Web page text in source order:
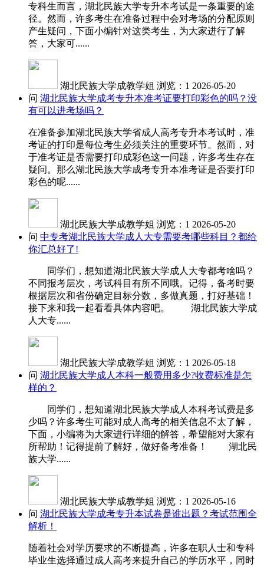
专科生而言，湖北民族大学专升本考试是一条重要的途
径。然而，许多考生在准备过程中会对考场的分配原则
产生疑问，下面小编针对这类考生，为大家进行了解
答，大家可......
湖北民族大学成教学姐 浏览：1 2026-05-20
问 湖北民族大学成考专升本准考证要打印彩色的吗？没
有可以进考场吗？
在准备参加湖北民族大学省成人高考专升本考试时，准
考证的打印是每位考生必须关注的重要环节。然而，对
于准考证是否需要打印成彩色这一问题，许多考生存在
疑问。那么湖北民族大学成考专升本准考证是否要打印
彩色的呢......
湖北民族大学成教学姐 浏览：1 2026-05-20
问 中专考湖北民族大学成人大专需要考哪些科目？都给
你汇总好了!
同学们，想知道湖北民族大学成人大专都考啥吗？
不同报考层次，考试科目有所不同哦。记得，备考时要
根据层次和省份确定目标分数，多做真题，打好基础！
接下来和我一起看看具体内容吧。 湖北民族大学成
人大专......
湖北民族大学成教学姐 浏览：1 2026-05-18
问 湖北民族大学成人本科一般费用多少?收费标准是怎
样的？
同学们，想知道湖北民族大学成人本科考试费是多
少吗？许多考生可能对成人高考的相关信息不太了解，
下面，小编将为大家进行详细的解答，希望能对大家有
所帮助！记得提前了解好，做好备考准备！ 湖北民
族大学......
湖北民族大学成教学姐 浏览：1 2026-05-16
问 湖北民族大学成考专升本试卷是谁出题？考试范围全
解析！
随着社会对学历要求的不断提高，许多在职人士和专科
毕业生选择通过成人高考来提升自己的学历水平，同时